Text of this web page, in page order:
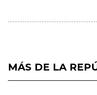
MÁS DE LA